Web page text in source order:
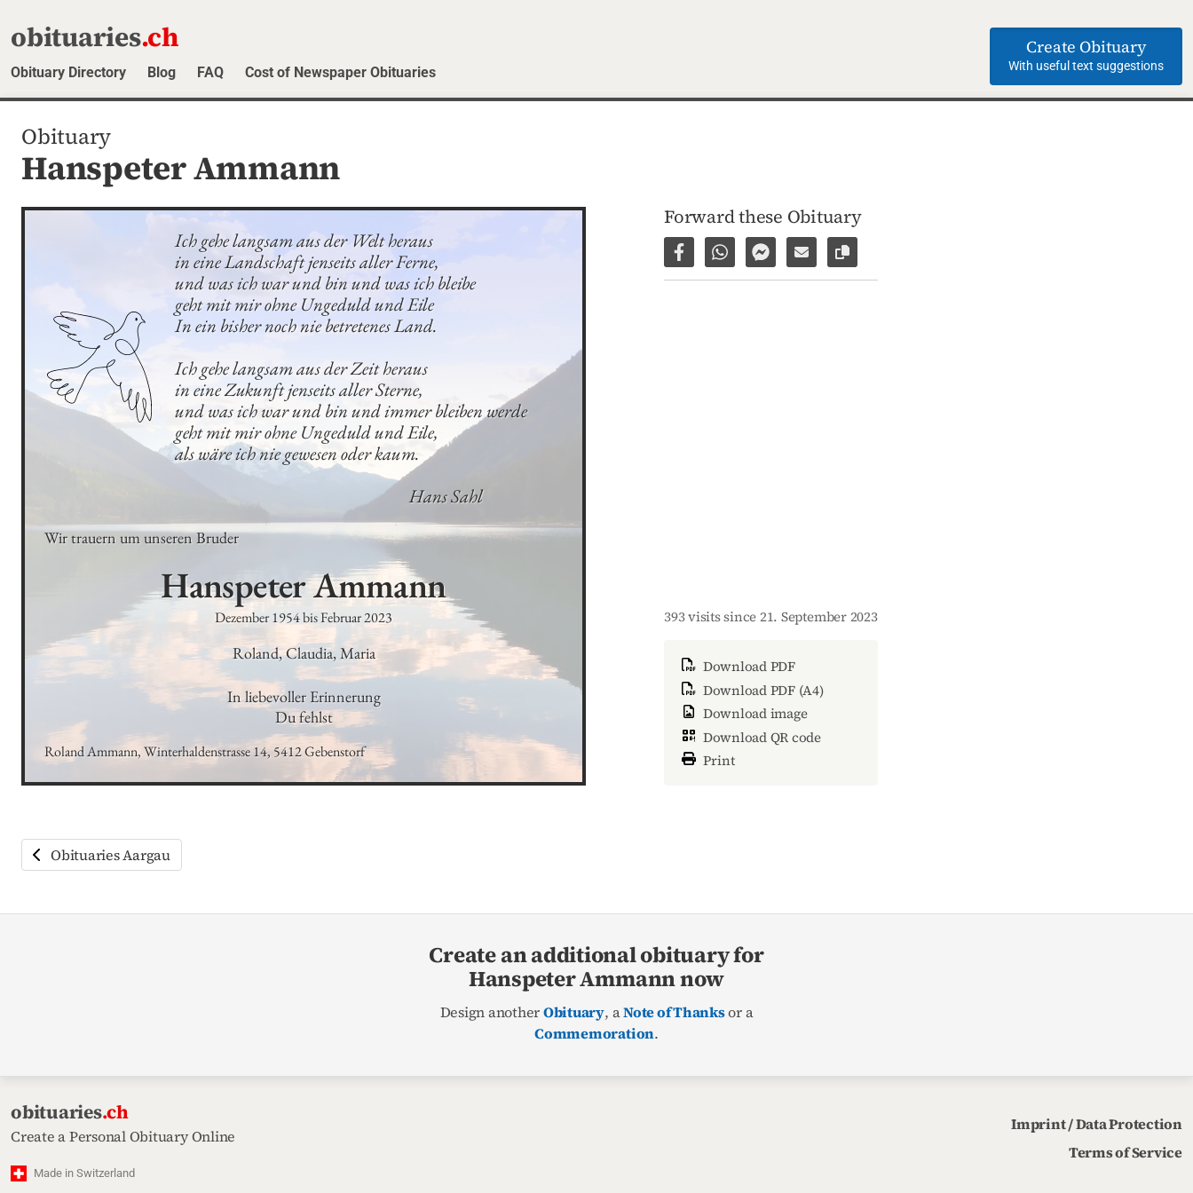
obituaries.ch
Obituary Directory Blog FAQ Cost of Newspaper Obituaries
Create Obituary
With useful text suggestions
Obituary
Hanspeter Ammann
Ich gehe langsam aus der Welt heraus
in eine Landschaft jenseits aller Ferne,
und was ich war und bin und was ich bleibe
geht mit mir ohne Ungeduld und Eile
In ein bisher noch nie betretenes Land.
Ich gehe langsam aus der Zeit heraus
in eine Zukunft jenseits aller Sterne,
und was ich war und bin und immer bleiben werde
geht mit mir ohne Ungeduld und Eile,
als wäre ich nie gewesen oder kaum.
                                                                  Hans Sahl
Wir trauern um unseren Bruder
HanspeterAmmann
Dezember 1954bisFebruar 2023
Roland, Claudia, Maria
In liebevoller Erinnerung
Du fehlst
Roland Ammann, Winterhaldenstrasse 14, 5412 Gebenstorf
Forward these Obituary
Share on Facebook
Share via WhatsApp
Share via Facebook Messenger
Share via E-Mail
Copy link to page
393 visits since 21. September 2023
Download PDF
Download PDF (A4)
Download image
Download QR code
Print
Obituaries Aargau
Create an additional obituary for
Hanspeter Ammann now
Design anotherObituary, aNote of Thanksor a
Commemoration.
obituaries.ch
Create a Personal Obituary Online
Made in Switzerland
Imprint / Data Protection
Terms of Service